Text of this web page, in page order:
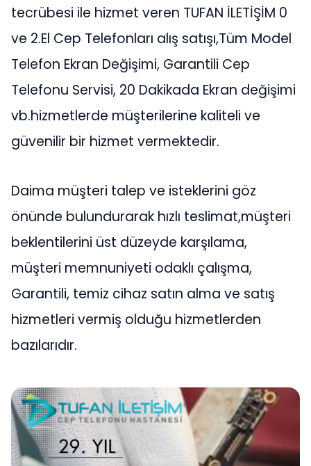
tecrübesi ile hizmet veren TUFAN İLETİŞİM 0
ve 2.El Cep Telefonları alış satışı,Tüm Model
Telefon Ekran Değişimi, Garantili Cep
Telefonu Servisi, 20 Dakikada Ekran değişimi
vb.hizmetlerde müşterilerine kaliteli ve
güvenilir bir hizmet vermektedir.
Daima müşteri talep ve isteklerini göz
önünde bulundurarak hızlı teslimat,müşteri
beklentilerini üst düzeyde karşılama,
müşteri memnuniyeti odaklı çalışma,
Garantili, temiz cihaz satın alma ve satış
hizmetleri vermiş olduğu hizmetlerden
bazılarıdır.